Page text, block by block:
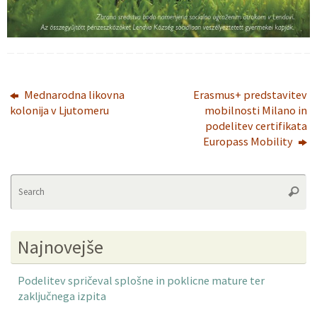
Mednarodna likovna
kolonija v Ljutomeru
Erasmus+ predstavitev
mobilnosti Milano in
podelitev certifikata
Europass Mobility
Najnovejše
Podelitev spričeval splošne in poklicne mature ter
zaključnega izpita